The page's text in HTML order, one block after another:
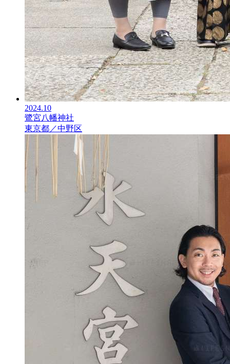
2024.10
鷺宮八幡神社
東京都／中野区